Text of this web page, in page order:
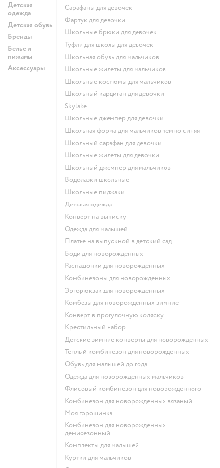
Детская
одежда
Детская обувь
Бренды
Белье и
пижамы
Аксессуары
Сарафаны для девочек
Фартук для девочки
Школьные брюки для девочек
Туфли для школы для девочек
Школьная обувь для мальчиков
Школьные жилеты для мальчиков
Школьные костюмы для мальчиков
Школьный кардиган для девочки
Skylake
Школьные джемпер для девочки
Школьная форма для мальчиков темно синяя
Школьный сарафан для девочки
Школьные жилеты для девочки
Школьный джемпер для мальчиков
Водолазки школьные
Школьные пиджаки
Детская одежда
Конверт на выписку
Одежда для малышей
Платье на выпускной в детский сад
Боди для новорожденных
Распашонки для новорожденных
Комбинезоны для новорожденных
Эргорюкзак для новорожденных
Комбезы для новорожденных зимние
Конверт в прогулочную коляску
Крестильный набор
Детские зимние конверты для новорожденных
Теплый комбинезон для новорожденных
Обувь для малышей до года
Одежда для новорожденных мальчиков
Флисовый комбинезон для новорожденного
Комбинезон для новорожденных вязаный
Моя горошинка
Комбинезон для новорожденных
демисезонный
Комплекты для малышей
Куртки для мальчиков